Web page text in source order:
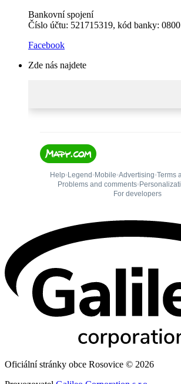
Bankovní spojení
Číslo účtu: 521715319, kód banky: 0800
Facebook
Zde nás najdete
Oficiální stránky obce Rosovice © 2026